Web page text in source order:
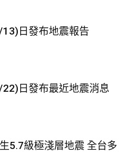
日發布地震報告
日發布最近地震消息
5.7級極淺層地震 全台多